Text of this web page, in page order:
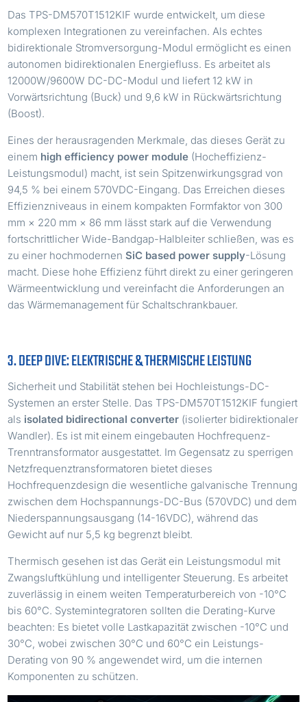
Das TPS-DM570T1512KIF wurde entwickelt, um diese
komplexen Integrationen zu vereinfachen. Als echtes
bidirektionale Stromversorgung-Modul ermöglicht es einen
autonomen bidirektionalen Energiefluss. Es arbeitet als
12000W/9600W DC-DC-Modul und liefert 12 kW in
Vorwärtsrichtung (Buck) und 9,6 kW in Rückwärtsrichtung
(Boost).
Eines der herausragenden Merkmale, das dieses Gerät zu
einem high efficiency power module (Hocheffizienz-
Leistungsmodul) macht, ist sein Spitzenwirkungsgrad von
94,5 % bei einem 570VDC-Eingang. Das Erreichen dieses
Effizienzniveaus in einem kompakten Formfaktor von 300
mm × 220 mm × 86 mm lässt stark auf die Verwendung
fortschrittlicher Wide-Bandgap-Halbleiter schließen, was es
zu einer hochmodernenSiC based power supply-Lösung
macht. Diese hohe Effizienz führt direkt zu einer geringeren
Wärmeentwicklung und vereinfacht die Anforderungen an
das Wärmemanagement für Schaltschrankbauer.
3. DEEP DIVE: ELEKTRISCHE & THERMISCHE LEISTUNG
Sicherheit und Stabilität stehen bei Hochleistungs-DC-
Systemen an erster Stelle. Das TPS-DM570T1512KIF fungiert
als isolated bidirectional converter (isolierter bidirektionaler
Wandler). Es ist mit einem eingebauten Hochfrequenz-
Trenntransformator ausgestattet. Im Gegensatz zu sperrigen
Netzfrequenztransformatoren bietet dieses
Hochfrequenzdesign die wesentliche galvanische Trennung
zwischen dem Hochspannungs-DC-Bus (570VDC) und dem
Niederspannungsausgang (14-16VDC), während das
Gewicht auf nur 5,5 kg begrenzt bleibt.
Thermisch gesehen ist das Gerät ein Leistungsmodul mit
Zwangsluftkühlung und intelligenter Steuerung. Es arbeitet
zuverlässig in einem weiten Temperaturbereich von -10°C
bis 60°C. Systemintegratoren sollten die Derating-Kurve
beachten: Es bietet volle Lastkapazität zwischen -10°C und
30°C, wobei zwischen 30°C und 60°C ein Leistungs-
Derating von 90 % angewendet wird, um die internen
Komponenten zu schützen.